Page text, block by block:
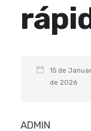
15 de
de 2026
ADMIN